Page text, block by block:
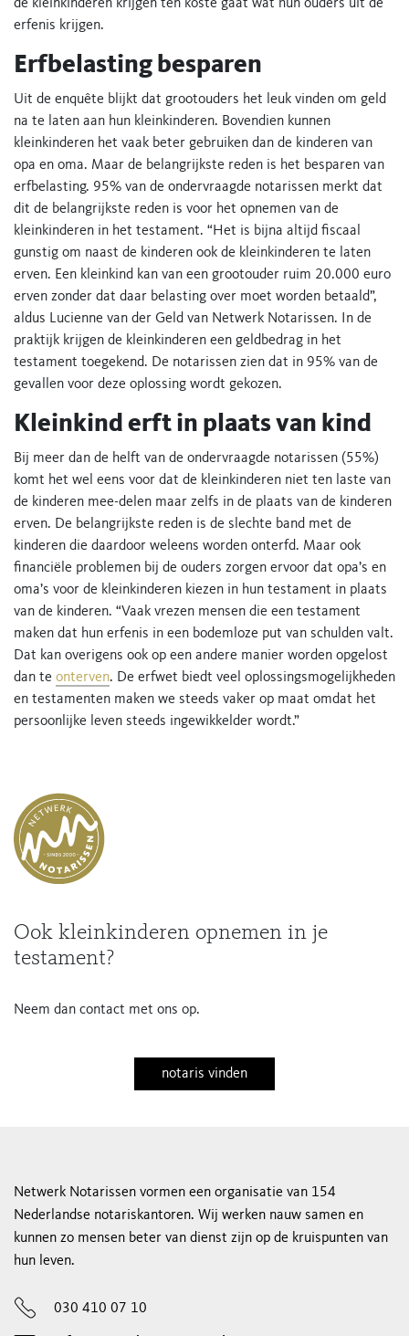
de kleinkinderen krijgen ten koste gaat wat hun ouders uit de
erfenis krijgen.
Erfbelasting besparen
Uit de enquête blijkt dat grootouders het leuk vinden om geld
na te laten aan hun kleinkinderen. Bovendien kunnen
kleinkinderen het vaak beter gebruiken dan de kinderen van
opa en oma. Maar de belangrijkste reden is het besparen van
erfbelasting. 95% van de ondervraagde notarissen merkt dat
dit de belangrijkste reden is voor het opnemen van de
kleinkinderen in het testament. “Het is bijna altijd fiscaal
gunstig om naast de kinderen ook de kleinkinderen te laten
erven. Een kleinkind kan van een grootouder ruim 20.000 euro
erven zonder dat daar belasting over moet worden betaald”,
aldus Lucienne van der Geld van Netwerk Notarissen. In de
praktijk krijgen de kleinkinderen een geldbedrag in het
testament toegekend. De notarissen zien dat in 95% van de
gevallen voor deze oplossing wordt gekozen.
Kleinkind erft in plaats van kind
Bij meer dan de helft van de ondervraagde notarissen (55%)
komt het wel eens voor dat de kleinkinderen niet ten laste van
de kinderen mee-delen maar zelfs in de plaats van de kinderen
erven. De belangrijkste reden is de slechte band met de
kinderen die daardoor weleens worden onterfd. Maar ook
financiële problemen bij de ouders zorgen ervoor dat opa’s en
oma’s voor de kleinkinderen kiezen in hun testament in plaats
van de kinderen. “Vaak vrezen mensen die een testament
maken dat hun erfenis in een bodemloze put van schulden valt.
Dat kan overigens ook op een andere manier worden opgelost
dan te onterven. De erfwet biedt veel oplossingsmogelijkheden
en testamenten maken we steeds vaker op maat omdat het
persoonlijke leven steeds ingewikkelder wordt.”
Ook kleinkinderen opnemen in je
testament?
Neem dan contact met ons op.
notaris vinden
Netwerk Notarissen vormen een organisatie van 154
Nederlandse notariskantoren. Wij werken nauw samen en
kunnen zo mensen beter van dienst zijn op de kruispunten van
hun leven.
030 410 07 10